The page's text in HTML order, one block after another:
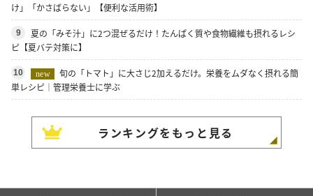
け」「かさばらない」【便利な活用術】
9
夏の「みそ汁」に2つ混ぜるだけ！たんぱく質や食物繊維も摂れるレシ
ピ【夏バテ対策に】
10 new
旬の「トマト」に大さじ2加えるだけ。栄養をムダなく摂れる簡
単レシピ｜管理栄養士に学ぶ
ランキングをもっと見る